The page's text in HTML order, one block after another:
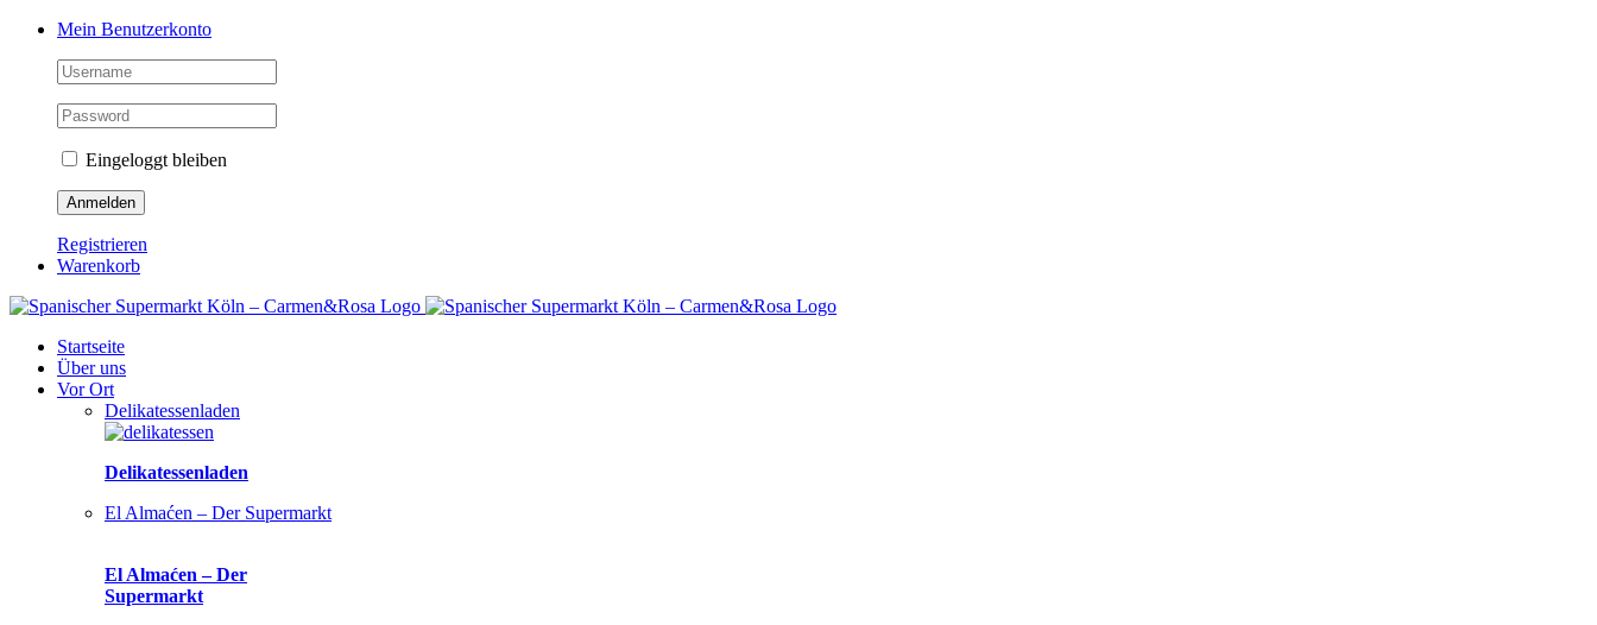
Zum
springen
Facebook
Instagram
Pinterest
Tiktok
YouTubeMein Benutzerkonto
Eingeloggt bleiben
Registrieren
Warenkorb
Startseite
Über uns
Vor Ort
Delikatessenladen
Delikatessenladen
El Almaćen – Der Supermarkt
El Almaćen – Der
Supermarkt